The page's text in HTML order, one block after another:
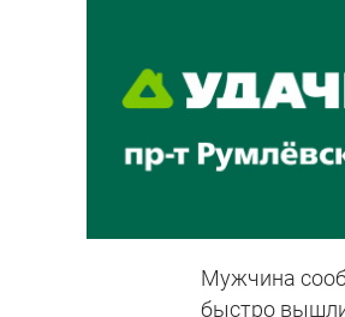
Мужчина
быстро